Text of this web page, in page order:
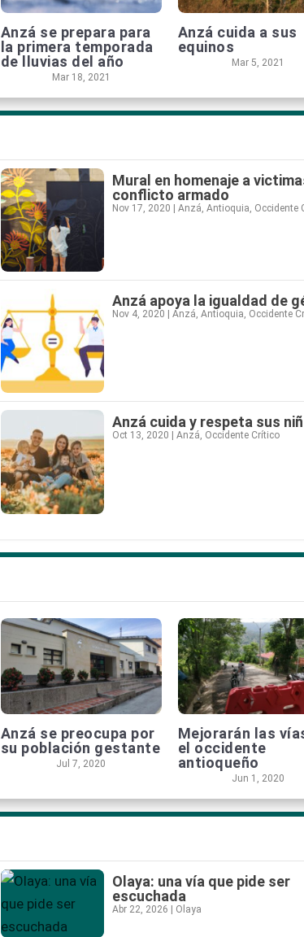
Anzá se prepara para
la primera temporada
de lluvias del año
Mar 18, 2021
Anzá cuida a sus
equinos
Mar 5, 2021
Mural en homenaje a
conflicto armado
Nov 17, 2020 |Anzá ,Antioquia Occidente
Anzá apoya la igualdad de
Nov 4, 2020 |Anzá,Antioquia, Occidente
Anzá cuida y respeta sus
Oct 13, 2020 |Anzá, Occidente Crítico
Anzá se preocupa por
su población gestante
Jul 7, 2020
Mejorarán las
el occidente
antioqueño
Jun 1, 2020
Olaya: una vía que pide ser
escuchada
Abr 22, 2026 Olaya